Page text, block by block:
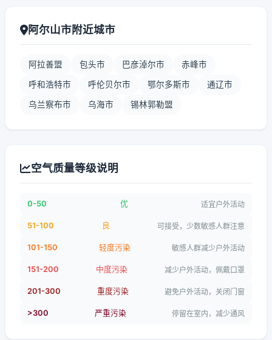
阿尔山市附近城市
阿拉善盟 包头市 巴彦淖尔市 赤峰市
呼和浩特市 呼伦贝尔市 鄂尔多斯市 通辽市
乌兰察布市 乌海市 锡林郭勒盟
空气质量等级说明
0-50 优 适宜户外活动
51-100 良 可接受，少数敏感人群注意
101-150 轻度污染 敏感人群减少户外活动
151-200 中度污染 减少户外活动，佩戴口罩
201-300 重度污染 避免户外活动，关闭门窗
>300 严重污染 停留在室内，减少通风